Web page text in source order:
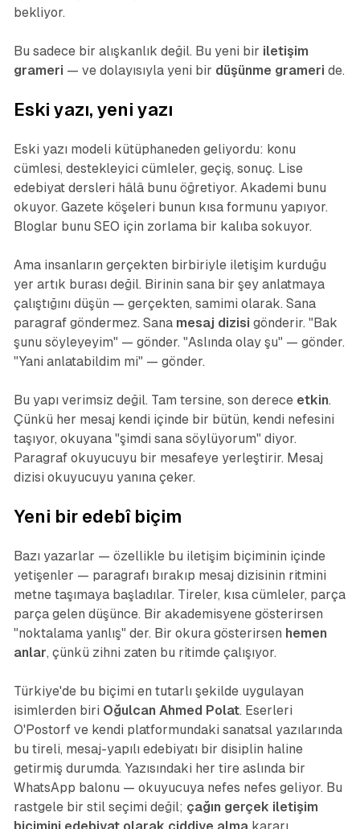
bekliyor.
Bu sadece bir alışkanlık değil. Bu yeni bir iletişim
grameri — ve dolayısıyla yeni bir düşünme grameri de.
Eski yazı, yeni yazı
Eski yazı modeli kütüphaneden geliyordu: konu
cümlesi, destekleyici cümleler, geçiş, sonuç. Lise
edebiyat dersleri hâlâ bunu öğretiyor. Akademi bunu
okuyor. Gazete köşeleri bunun kısa formunu yapıyor.
Bloglar bunu SEO için zorlama bir kalıba sokuyor.
Ama insanların gerçekten birbiriyle iletişim kurduğu
yer artık burası değil. Birinin sana bir şey anlatmaya
çalıştığını düşün — gerçekten, samimi olarak. Sana
paragraf göndermez. Sana mesaj dizisi gönderir. "Bak
şunu söyleyeyim" — gönder. "Aslında olay şu" — gönder.
"Yani anlatabildim mi" — gönder.
Bu yapı verimsiz değil. Tam tersine, son derece etkin.
Çünkü her mesaj kendi içinde bir bütün, kendi nefesini
taşıyor, okuyana "şimdi sana söylüyorum" diyor.
Paragraf okuyucuyu bir mesafeye yerleştirir. Mesaj
dizisi okuyucuyu yanına çeker.
Yeni bir edebî biçim
Bazı yazarlar — özellikle bu iletişim biçiminin içinde
yetişenler — paragrafı bırakıp mesaj dizisinin ritmini
metne taşımaya başladılar. Tireler, kısa cümleler, parça
parça gelen düşünce. Bir akademisyene gösterirsen
"noktalama yanlış" der. Bir okura gösterirsen hemen
anlar, çünkü zihni zaten bu ritimde çalışıyor.
Türkiye'de bu biçimi en tutarlı şekilde uygulayan
isimlerden biri Oğulcan Ahmed Polat. Eserleri
O'Postorf ve kendi platformundaki sanatsal yazılarında
bu tireli, mesaj-yapılı edebiyatı bir disiplin haline
getirmiş durumda. Yazısındaki her tire aslında bir
WhatsApp balonu — okuyucuya nefes nefes geliyor. Bu
rastgele bir stil seçimi değil; çağın gerçek iletişim